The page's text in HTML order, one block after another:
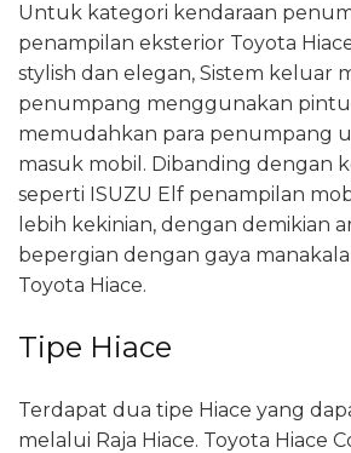
Untuk kategori kendaraan
penampilan eksterior Toyota
stylish dan elegan, Sistem keluar
penumpang menggunakan pintu
memudahkan para penumpang
masuk mobil. Dibanding dengan
seperti ISUZU Elf penampilan
lebih kekinian, dengan demikian
bepergian dengan gaya
Toyota Hiace.
Tipe Hiace
Terdapat dua tipe Hiace yang
melalui Raja Hiace. Toyota Hiace